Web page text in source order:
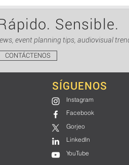
Sensible.
event planning tips, audiovisual
CONTÁCTENOS
SÍGUENOS
Instagram
Facebook
Gorjeo
LinkedIn
YouTube